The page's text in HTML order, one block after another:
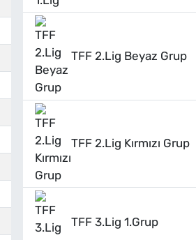
TFF 2.Lig Beyaz Grup
TFF 2.Lig Kırmızı Grup
TFF 3.Lig 1.Grup